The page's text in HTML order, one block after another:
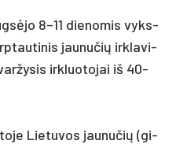
8–11 die­no­mis vyks­
jau­nu­čių irk­la­vi­
irk­luo­to­jai iš 40-
Lie­tu­vos jau­nu­čių (gi­